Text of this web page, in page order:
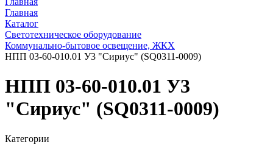
Главная
Каталог
Светотехническое оборудование
Коммунально-бытовое освещение, ЖКХ
НПП 03-60-010.01 У3 "Сириус" (SQ0311-0009)
НПП 03-60-010.01 У3
"Сириус" (SQ0311-0009)
Категории